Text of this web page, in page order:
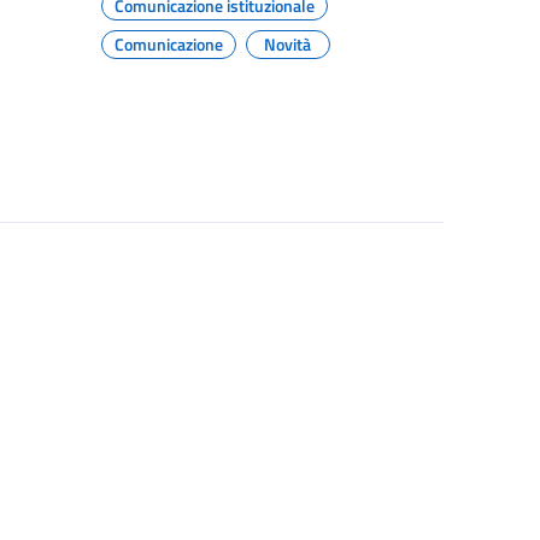
Comunicazione istituzionale
Comunicazione
Novità